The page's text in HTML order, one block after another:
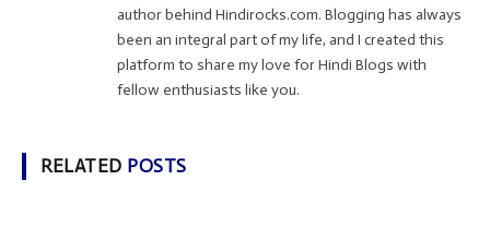
author behind Hindirocks.com. Blogging has always
been an integral part of my life, and I created this
platform to share my love for Hindi Blogs with
fellow enthusiasts like you.
RELATED POSTS